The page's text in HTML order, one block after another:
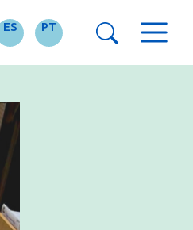
ES PT